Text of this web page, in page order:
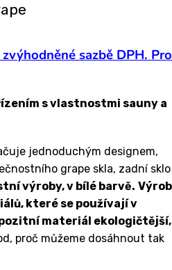
sazbě DPH. Pro
s vlastnostmi sauny a
jednoduchým designem,
grape skla, zadní sklo
výroby, v bílé barvě.
které se používají v
materiál ekologičtější,
proč můžeme dosáhnout tak